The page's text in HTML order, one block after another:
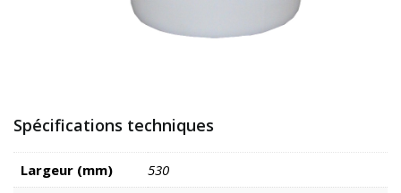
Spécifications techniques
Largeur (mm)
530